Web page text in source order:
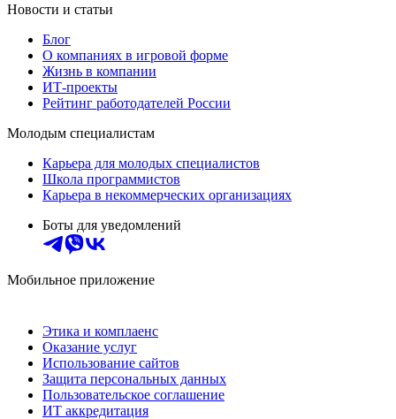
Новости и статьи
Блог
О компаниях в игровой форме
Жизнь в компании
ИТ-проекты
Рейтинг работодателей России
Молодым специалистам
Карьера для молодых специалистов
Школа программистов
Карьера в некоммерческих организациях
Боты для уведомлений
Мобильное приложение
Этика и комплаенс
Оказание услуг
Использование сайтов
Защита персональных данных
Пользовательское соглашение
ИТ аккредитация